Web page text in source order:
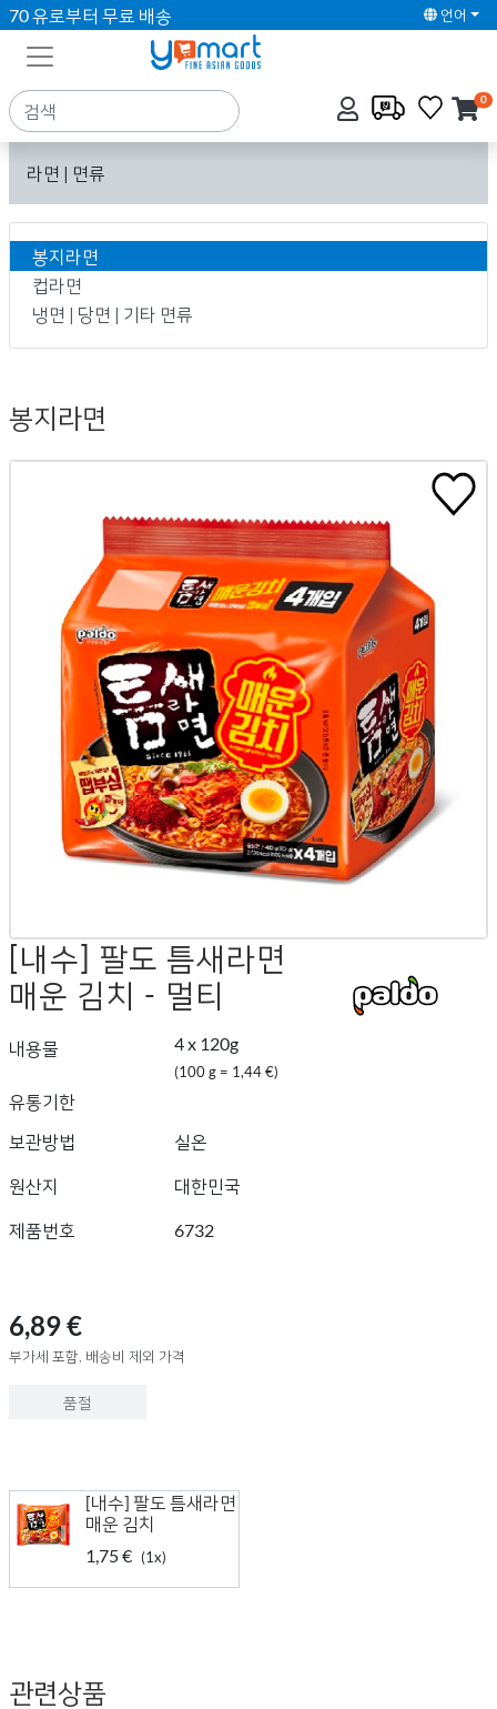
70 유로부터 무료 배송 언어
0
라면 | 면류
봉지라면
컵라면
냉면 | 당면 | 기타 면류
봉지라면
[내수] 팔도 틈새라면
매운 김치 - 멀티
내용물 4 x 120g
(100 g = 1,44 €)
유통기한
보관방법
실온
원산지 대한민국
제품번호 6732
6,89 €
부가세 포함, 배송비 제외 가격
품절
[내수] 팔도 틈새라면
매운 김치
1,75 € (1x)
관련상품